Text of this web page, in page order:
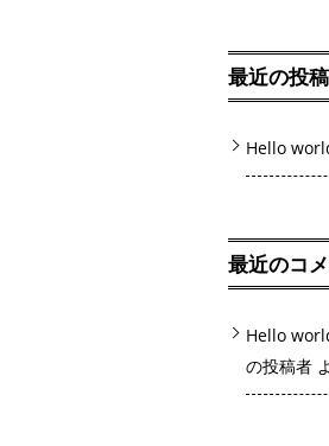
最近の投稿
Hello
最近のコ
Hello
の投稿者